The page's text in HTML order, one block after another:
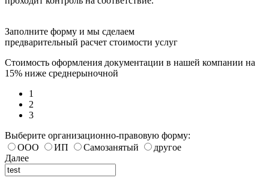
Заполните форму и мы сделаем
предварительный расчет стоимости услуг
Стоимость оформления документации в нашей компании на
15% ниже среднерыночной
1
2
3
Выберите организационно-правовую форму:
ООО
ИП Самозанятый
другое
Далее